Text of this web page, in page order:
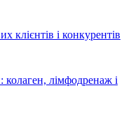
клієнтів і конкурентів
лімфодренаж і